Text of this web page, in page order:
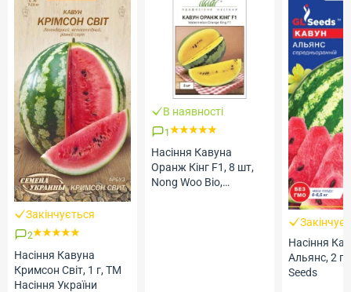
Закінчується
2
Насіння Кавуна
Кримсон Світ, 1 г, ТМ
Насіння України
В наявності
1
Насіння Кавуна
Оранж Кінг F1, 8 шт,
Nong Woo Bio,
Насіння
Альянс, 2
Seeds